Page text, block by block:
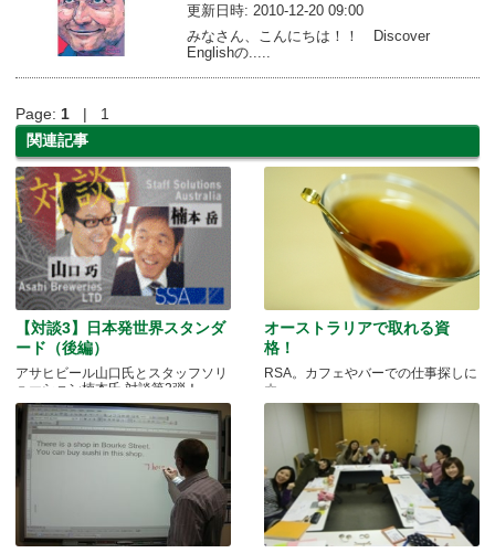
更新日時: 2010-12-20 09:00
みなさん、こんにちは！！ Discover
Englishの.....
Page: 1 | 1
関連記事
【対談3】日本発世界スタンダ
ード（後編）
アサヒビール山口氏とスタッフソリ
ューション楠本氏 対談第2弾！
オーストラリアで取れる資
格！
RSA。カフェやバーでの仕事探しに
☆